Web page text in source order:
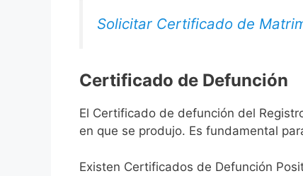
Solicitar Certificado de
Certificado de Defunción
El Certificado de defunción del
en que se produjo. Es fundamental
Existen Certificados de Defunción